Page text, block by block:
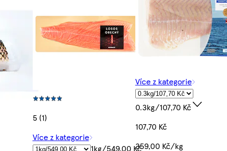
5 (1)
Více z kategorie
1kg/549,00 Kč
Více z kategorie
0.3kg/107,70 Kč
107,70 Kč
359,00 Kč/kg